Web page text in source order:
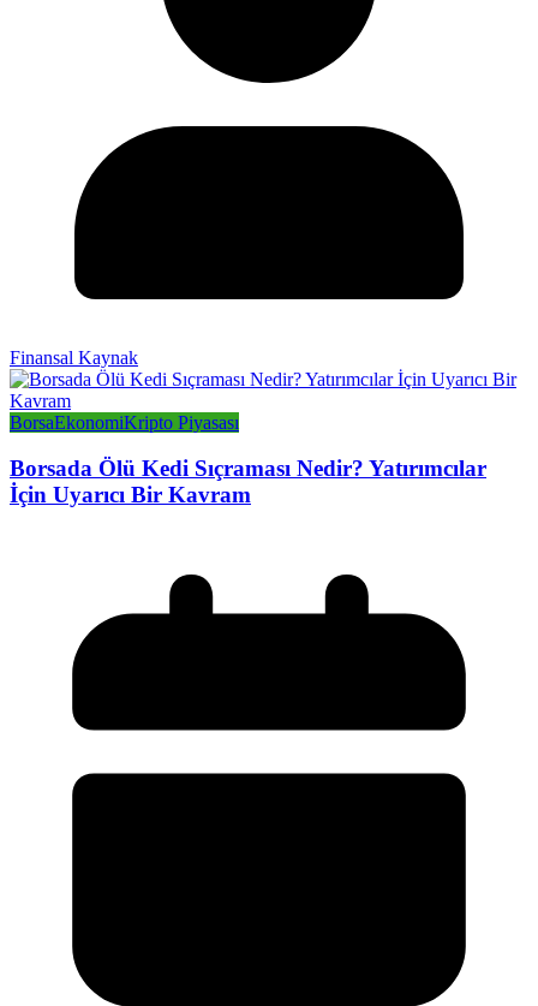
Finansal Kaynak
BorsaEkonomiKripto Piyasası
Borsada Ölü Kedi Sıçraması Nedir? Yatırımcılar
İçin Uyarıcı Bir Kavram